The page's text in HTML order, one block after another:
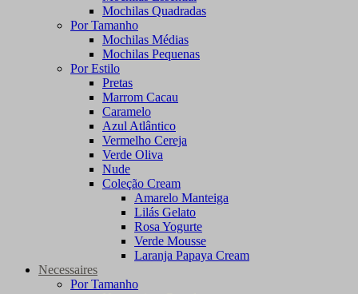
Mochilas Quadradas
Por Tamanho
Mochilas Médias
Mochilas Pequenas
Por Estilo
Pretas
Marrom Cacau
Caramelo
Azul Atlântico
Vermelho Cereja
Verde Oliva
Nude
Coleção Cream
Amarelo Manteiga
Lilás Gelato
Rosa Yogurte
Verde Mousse
Laranja Papaya Cream
Necessaires
Por Tamanho